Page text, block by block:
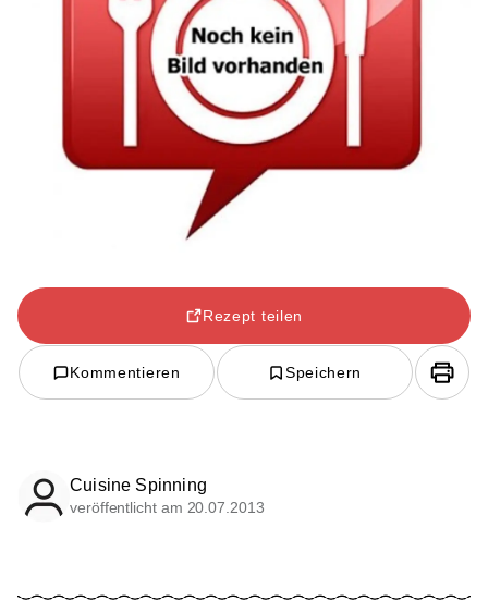
Rezept teilen
Kommentieren Speichern
Cuisine Spinning
veröffentlicht am 20.07.2013